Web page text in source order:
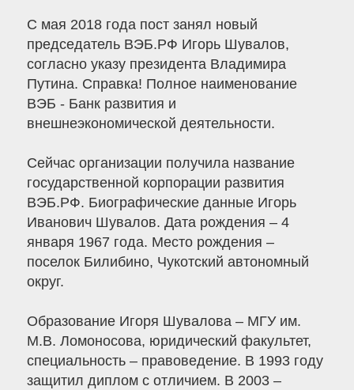
С мая 2018 года пост занял новый
председатель ВЭБ.РФ Игорь Шувалов,
согласно указу президента Владимира
Путина. Справка! Полное наименование
ВЭБ - Банк развития и
внешнеэкономической деятельности.
Сейчас организации получила название
государственной корпорации развития
ВЭБ.РФ. Биографические данные Игорь
Иванович Шувалов. Дата рождения – 4
января 1967 года. Место рождения –
поселок Билибино, Чукотский автономный
округ.
Образование Игоря Шувалова – МГУ им.
М.В. Ломоносова, юридический факультет,
специальность – правоведение. В 1993 году
защитил диплом с отличием. В 2003 –